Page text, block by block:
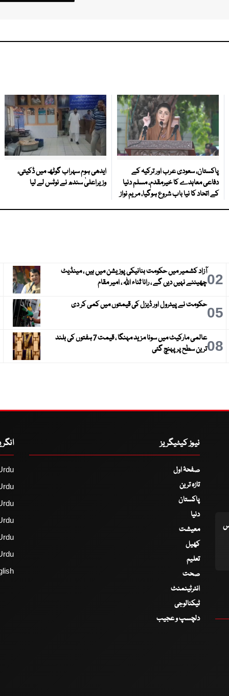
پاکستان، سعودی عرب اور ترکیہ کے
دفاعی معاہدے کا خیرمقدم، مسلم دنیا
کے اتحاد کا نیا باب شروع ہوگیا، مریم نواز
ایدھی ہوم سہراب گوٹھ میں ڈکیتی،
وزیراعلیٰ سندھ نے نوٹس لے لیا
02آزاد کشمیر میں حکومت بنانیکی پوزیشن میں ہیں ، مینڈیٹ
چھیننے نہیں دیں گے ، رانا ثناء اللہ ، امیر مقام
05حکومت نے پیٹرول اور ڈیزل کی قیمتوں میں کمی کر دی
08
عالمی مارکیٹ میں سونا مزید مہنگا ، قیمت 7 ہفتوں کی بلند
ترین سطح پر پہنچ گئی
نیوز کیٹیگریز
صفحۂ اول
تازہ ترین
پاکستان
دنیا
معیشت
کھیل
تعلیم
صحت
انٹرٹینمنٹ
ٹیکنالوجی
دلچسپ و عجیب